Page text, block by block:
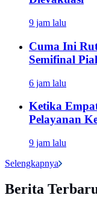
9 jam lalu
Cuma Ini
Semifinal
6 jam lalu
Ketika
Pelayanan
9 jam lalu
Selengkapnya
Berita